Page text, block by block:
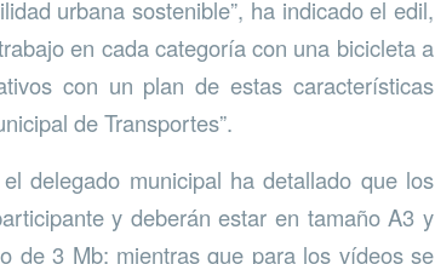
urbana sostenible”, ha indicado el edil,
en cada categoría con una bicicleta a
con un plan de estas características
de Transportes”.
delegado municipal ha detallado que los
y deberán estar en tamaño A3 y
de 3 Mb; mientras que para los vídeos se